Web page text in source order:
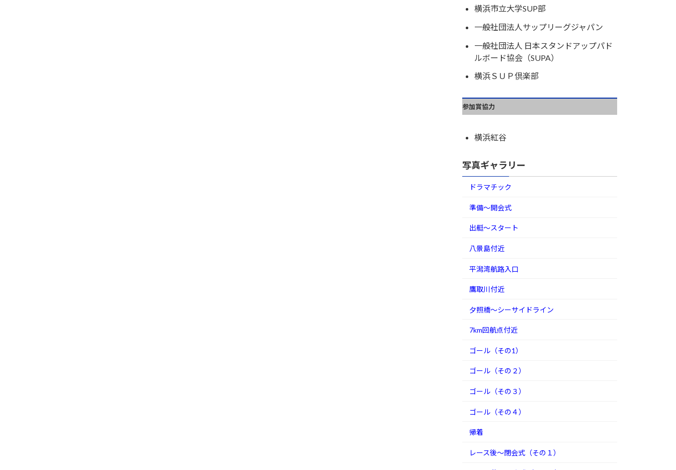
横浜市立大学SUP部
一般社団法人サップリーグジャパン
一般社団法人 日本スタンドアップパド
ルボード協会（SUPA）
横浜ＳＵＰ倶楽部
参加賞協力
横浜紅谷
写真ギャラリー
ドラマチック
準備～開会式
出艇～スタート
八景島付近
平潟湾航路入口
鷹取川付近
夕照橋～シーサイドライン
7km回航点付近
ゴール（その1）
ゴール（その２）
ゴール（その３）
ゴール（その４）
帰着
レース後～閉会式（その１）